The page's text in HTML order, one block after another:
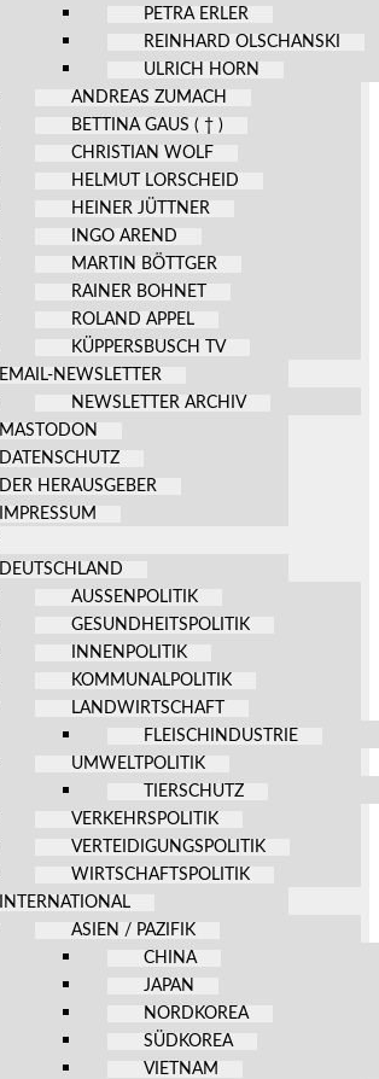
PETRA ERLER
REINHARD OLSCHANSKI
ULRICH HORN
ANDREAS ZUMACH
BETTINA GAUS ( † )
CHRISTIAN WOLF
HELMUT LORSCHEID
HEINER JÜTTNER
INGO AREND
MARTIN BÖTTGER
RAINER BOHNET
ROLAND APPEL
KÜPPERSBUSCH TV
EMAIL-NEWSLETTER
NEWSLETTER ARCHIV
MASTODON
DATENSCHUTZ
DER HERAUSGEBER
IMPRESSUM
DEUTSCHLAND
AUSSENPOLITIK
GESUNDHEITSPOLITIK
INNENPOLITIK
KOMMUNALPOLITIK
LANDWIRTSCHAFT
FLEISCHINDUSTRIE
UMWELTPOLITIK
TIERSCHUTZ
VERKEHRSPOLITIK
VERTEIDIGUNGSPOLITIK
WIRTSCHAFTSPOLITIK
INTERNATIONAL
ASIEN / PAZIFIK
CHINA
JAPAN
NORDKOREA
SÜDKOREA
VIETNAM